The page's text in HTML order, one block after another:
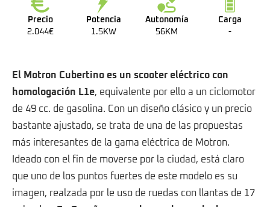
Precio
2.044€
Potencia
1.5KW
Autonomía
56KM
Carga
-
El Motron Cubertino es un scooter eléctrico con
homologación L1e, equivalente por ello a un ciclomotor
de 49 cc. de gasolina. Con un diseño clásico y un precio
bastante ajustado, se trata de una de las propuestas
más interesantes de la gama eléctrica de Motron.
Ideado con el fin de moverse por la ciudad, está claro
que uno de los puntos fuertes de este modelo es su
imagen, realzada por le uso de ruedas con llantas de 17